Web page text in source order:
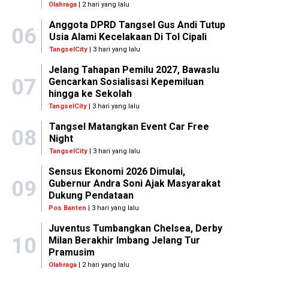
Olahraga | 2 hari yang lalu
06
Anggota DPRD Tangsel Gus Andi Tutup
Usia Alami Kecelakaan Di Tol Cipali
TangselCity| 3 hari yang lalu
07
Jelang Tahapan Pemilu 2027, Bawaslu
Gencarkan Sosialisasi Kepemiluan
hingga ke Sekolah
TangselCity | 3 hari yang lalu
08
Tangsel Matangkan Event Car Free
Night
TangselCity| 3 hari yang lalu
09
Sensus Ekonomi 2026 Dimulai,
Gubernur Andra Soni Ajak Masyarakat
Dukung Pendataan
Pos Banten | 3 hari yang lalu
10
Juventus Tumbangkan Chelsea, Derby
Milan Berakhir Imbang Jelang Tur
Pramusim
Olahraga | 2 hari yang lalu